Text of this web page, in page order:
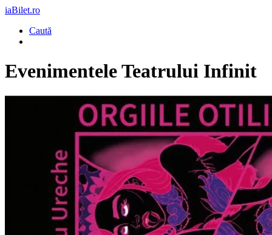
iaBilet.ro
Caută
Evenimentele Teatrului Infinit